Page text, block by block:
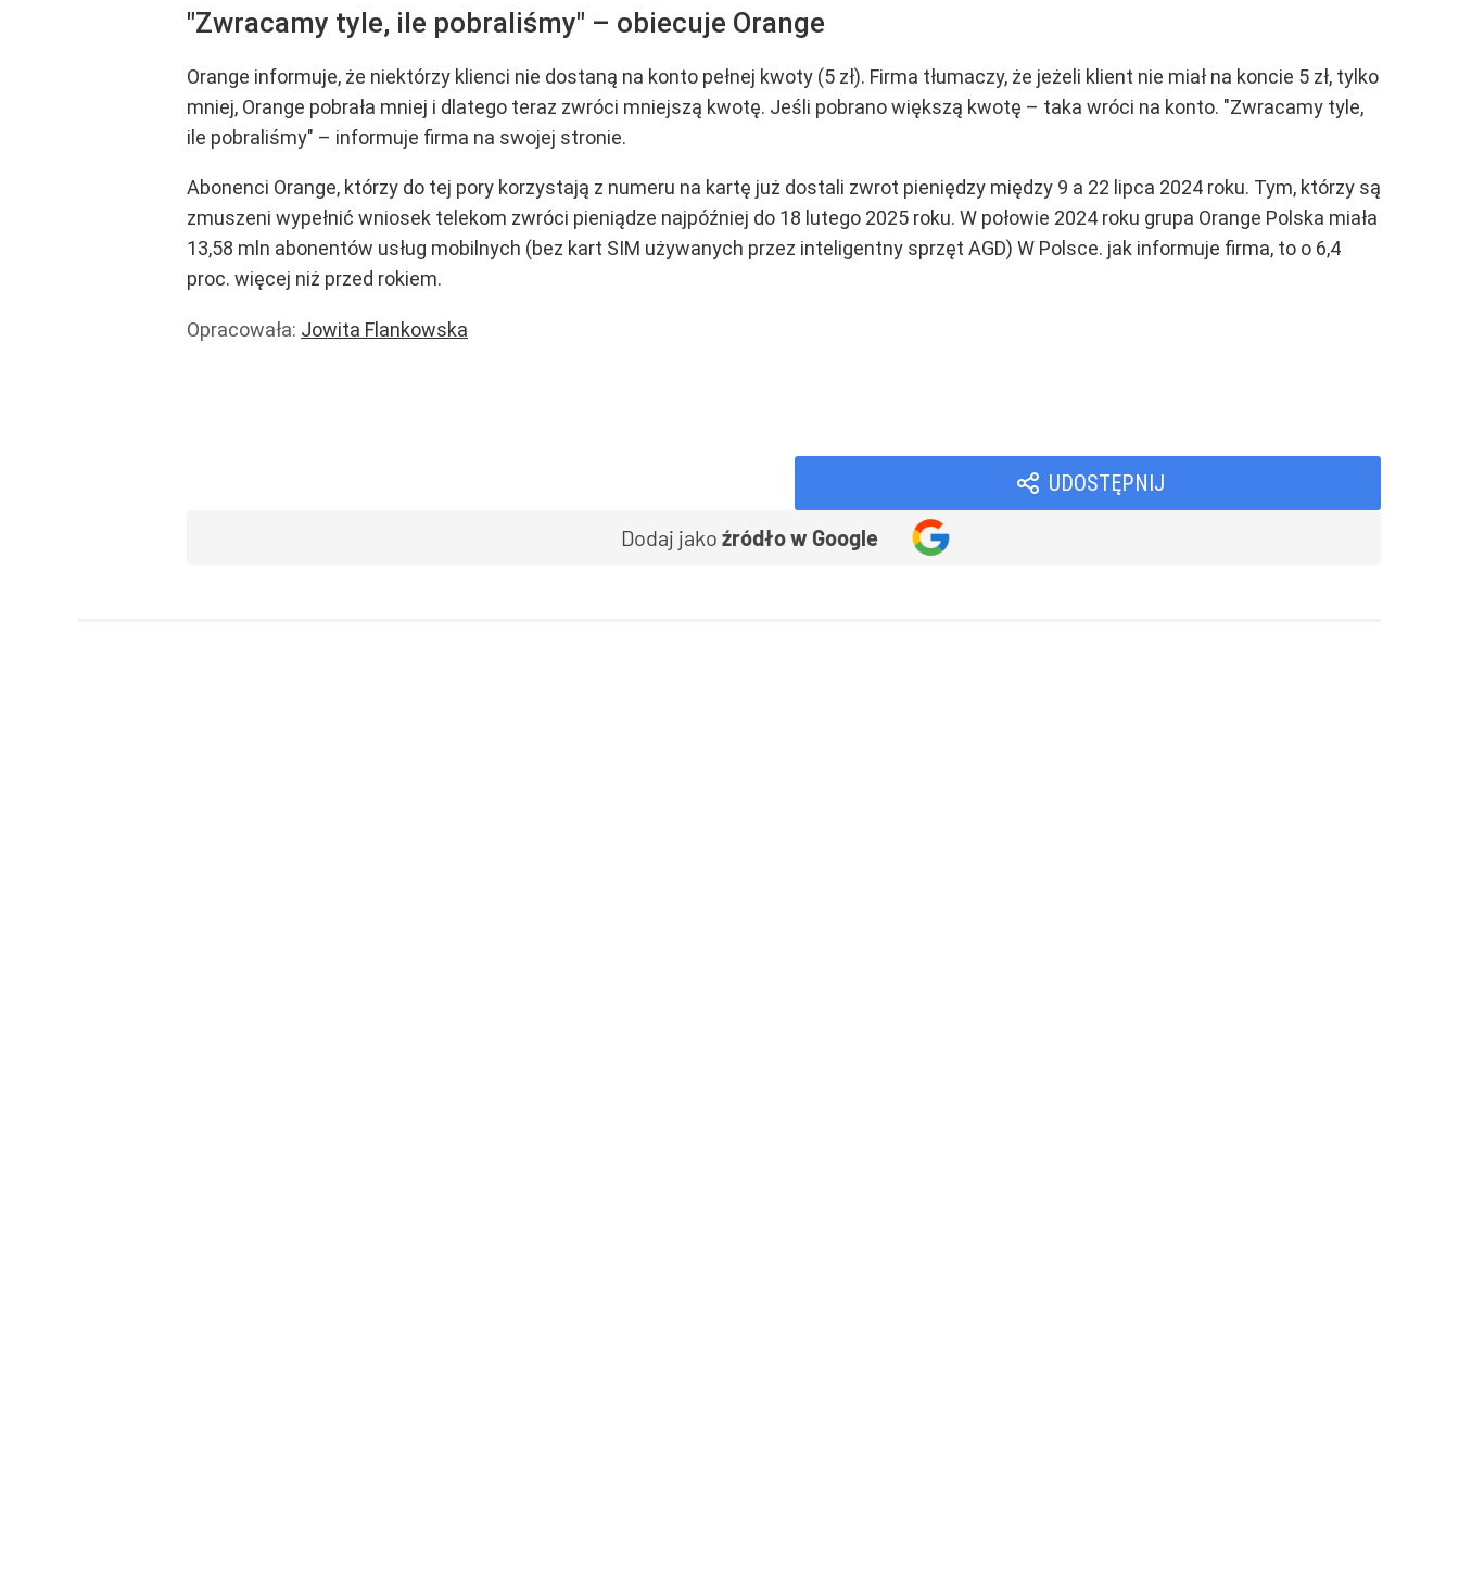
"Zwracamy tyle, ile pobraliśmy" – obiecuje Orange
Orange informuje, że niektórzy klienci nie dostaną na konto pełnej kwoty (5 zł). Firma tłumaczy, że jeżeli klient nie miał na koncie 5 zł, tylko
mniej, Orange pobrała mniej i dlatego teraz zwróci mniejszą kwotę. Jeśli pobrano większą kwotę – taka wróci na konto. "Zwracamy tyle,
ile pobraliśmy" – informuje firma na swojej stronie.
Abonenci Orange, którzy do tej pory korzystają z numeru na kartę już dostali zwrot pieniędzy między 9 a 22 lipca 2024 roku. Tym, którzy są
zmuszeni wypełnić wniosek telekom zwróci pieniądze najpóźniej do 18 lutego 2025 roku. W połowie 2024 roku grupa Orange Polska miała
13,58 mln abonentów usług mobilnych (bez kart SIM używanych przez inteligentny sprzęt AGD) W Polsce. jak informuje firma, to o 6,4
proc. więcej niż przed rokiem.
Opracowała: Jowita Flankowska
UDOSTĘPNIJ
Dodaj jako źródło w Google